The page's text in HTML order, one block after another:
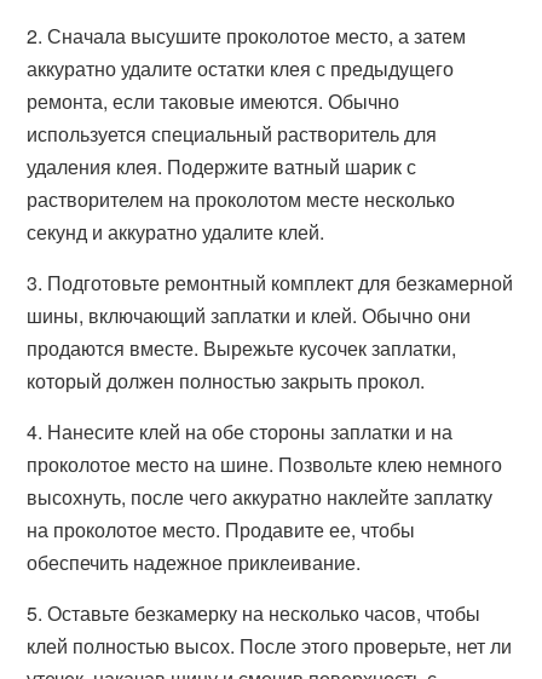
2. Сначала высушите проколотое место, а затем
аккуратно удалите остатки клея с предыдущего
ремонта, если таковые имеются. Обычно
используется специальный растворитель для
удаления клея. Подержите ватный шарик с
растворителем на проколотом месте несколько
секунд и аккуратно удалите клей.
3. Подготовьте ремонтный комплект для безкамерной
шины, включающий заплатки и клей. Обычно они
продаются вместе. Вырежьте кусочек заплатки,
который должен полностью закрыть прокол.
4. Нанесите клей на обе стороны заплатки и на
проколотое место на шине. Позвольте клею немного
высохнуть, после чего аккуратно наклейте заплатку
на проколотое место. Продавите ее, чтобы
обеспечить надежное приклеивание.
5. Оставьте безкамерку на несколько часов, чтобы
клей полностью высох. После этого проверьте, нет ли